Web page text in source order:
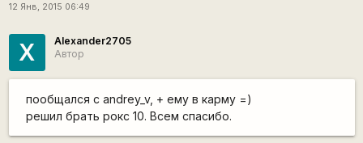
12 Янв, 2015 06:49
X
Alexander2705
Автор
пообщался с andrey_v, + ему в карму =)
решил брать рокс 10. Всем спасибо.